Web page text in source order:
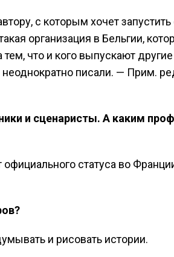
с которым хочет
организация в Бельгии,
что и кого выпускают
писали. — Прим.
и сценаристы. А каким
статуса во
и рисовать истории.